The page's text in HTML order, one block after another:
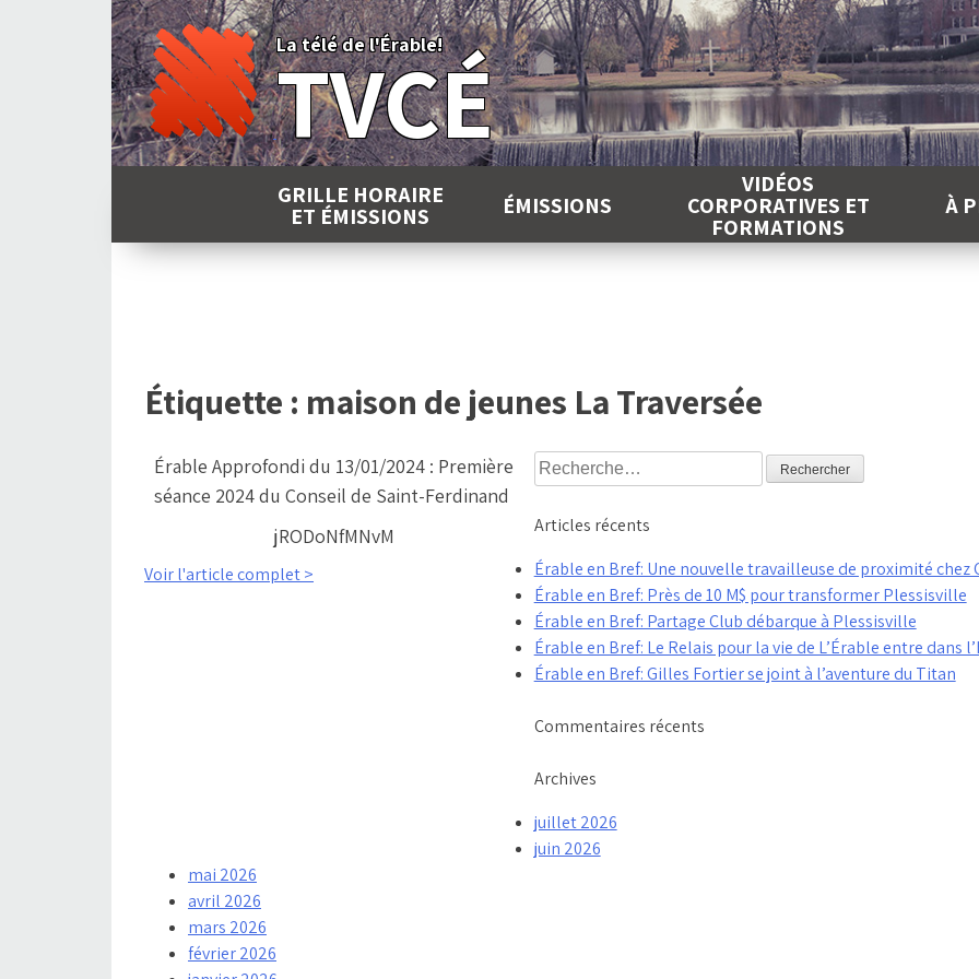
La télé de l'Érable!
TVCÉ
GRILLE HORAIRE
ET ÉMISSIONS ÉMISSIONS
VIDÉOS
CORPORATIVES ET
FORMATIONS
À
Étiquette : maison de jeunes La Traversée
Érable Approfondi du 13/01/2024 : Première
séance 2024 du Conseil de Saint-Ferdinand
jRODoNfMNvM
Voir l'article complet >
Rechercher :
Articles récents
Érable en Bref: Une nouvelle travailleuse de proximité chez
Érable en Bref: Près de 10 M$ pour transformer Plessisville
Érable en Bref: Partage Club débarque à Plessisville
Érable en Bref: Le Relais pour la vie de L’Érable entre dans
Érable en Bref: Gilles Fortier se joint à l’aventure du Titan
Commentaires récents
Archives
juillet 2026
juin 2026
mai 2026
avril 2026
mars 2026
février 2026